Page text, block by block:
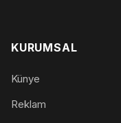
KURUMSAL
Künye
Reklam